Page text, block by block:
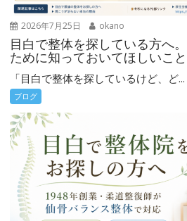
2026年7月25日 okano
目白で整体を探している方へ
ために知っておいてほしいこと
「目白で整体を探しているけど、ど...
ブログ